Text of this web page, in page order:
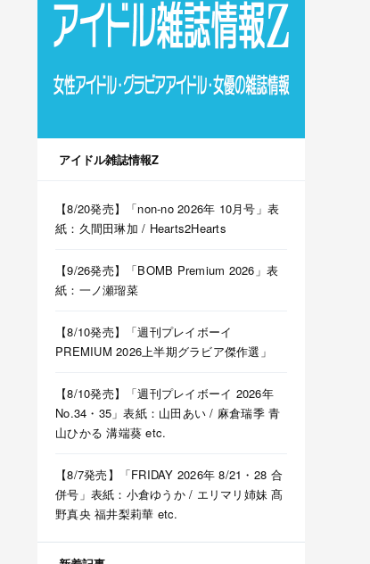
アイドル雑誌情報Z
【8/20発売】「non-no 2026年 10月号」表
紙：久間田琳加 / Hearts2Hearts
【9/26発売】「BOMB Premium 2026」表
紙：一ノ瀬瑠菜
【8/10発売】「週刊プレイボーイ
PREMIUM 2026上半期グラビア傑作選」
【8/10発売】「週刊プレイボーイ 2026年
No.34・35」表紙：山田あい / 麻倉瑞季 青
山ひかる 溝端葵 etc.
【8/7発売】「FRIDAY 2026年 8/21・28 合
併号」表紙：小倉ゆうか / エリマリ姉妹 髙
野真央 福井梨莉華 etc.